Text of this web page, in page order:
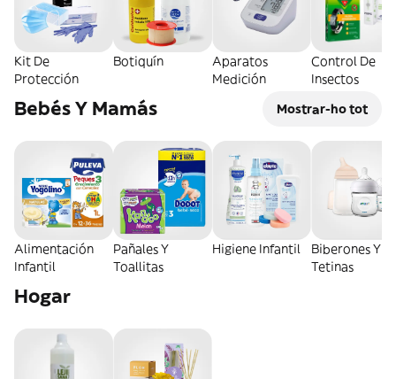
Kit De
Protección
Botiquín
Aparatos
Medición
Control De
Insectos
Bebés Y Mamás Mostrar-ho tot
Alimentación
Infantil
Pañales Y
Toallitas
Higiene Infantil
Biberones Y
Tetinas
Hogar